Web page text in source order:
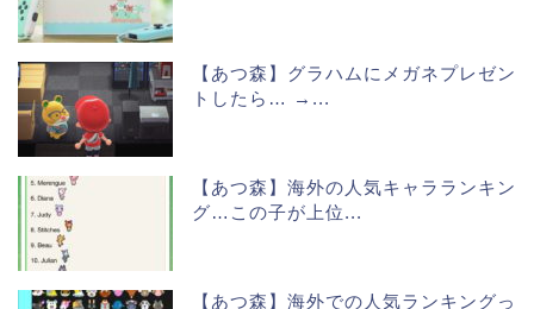
【あつ森】グラハムにメガネプレゼン
トしたら… →...
【あつ森】海外の人気キャラランキン
グ…この子が上位...
【あつ森】海外での人気ランキングっ